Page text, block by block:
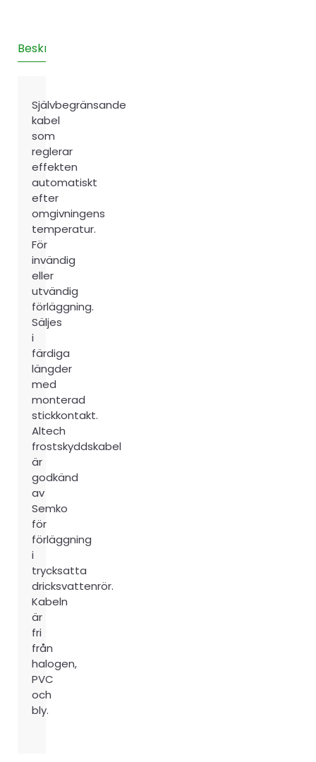
Beskrivning
Självbegränsande
kabel
som
reglerar
effekten
automatiskt
efter
omgivningens
temperatur.
För
invändig
eller
utvändig
förläggning.
Säljes
i
färdiga
längder
med
monterad
stickkontakt.
Altech
frostskyddskabel
är
godkänd
av
Semko
för
förläggning
i
trycksatta
dricksvattenrör.
Kabeln
är
fri
från
halogen,
PVC
och
bly.